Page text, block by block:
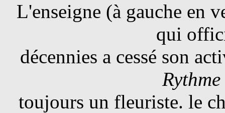
L'enseigne (à gauche en
qui
décennies a cessé son
toujours un fleuriste. le